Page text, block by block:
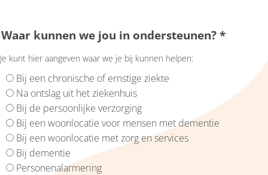
Waar kunnen we jou in ondersteunen?*
Je kunt hier aangeven waar we je bij kunnen helpen:
Bij een chronische of ernstige ziekte
Na ontslag uit het ziekenhuis
Bij de persoonlijke verzorging
Bij een woonlocatie voor mensen met dementie
Bij een woonlocatie met zorg en services
Bij dementie
Personenalarmering